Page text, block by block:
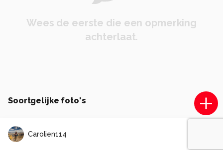
Wees de eerste die een opmerking
achterlaat.
Soortgelijke foto's
Carolien114